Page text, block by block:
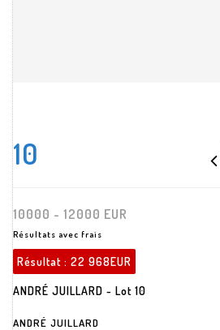
10
10000 - 12000 EUR
Résultats avec frais
Résultat : 22 968EUR
ANDRÉ JUILLARD - Lot 10
ANDRÉ JUILLARD